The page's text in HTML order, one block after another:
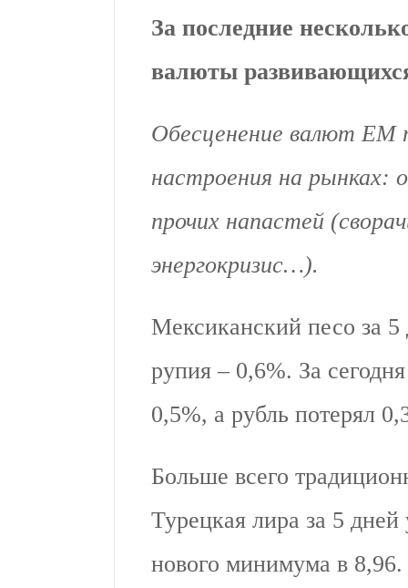
За последние
валюты
Обесценение валют EM
настроения на рынках:
прочих напастей
энергокризис…).
Мексиканский песо за
рупия – 0,6%. За
0,5%, а рубль потерял
Больше всего
Турецкая лира за 5 дней
нового минимума в